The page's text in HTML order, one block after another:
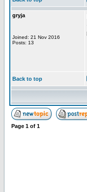
gryja
Joined: 21 Nov 2016
Posts: 13
Back to top
Page 1 of 1